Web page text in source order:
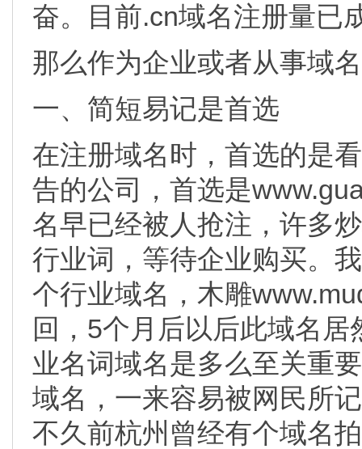
奋。目前.cn域名注册量已
那么作为企业或者从事域
一、简短易记是首选
在注册域名时，首选的是
告的公司，首选是
名早已经被人抢注，许多
行业词，等待企业购买。
个行业域名，木雕
回，5个月后以后此域名
业名词域名是多么至关重
域名，一来容易被网民所
不久前杭州曾经有个域名